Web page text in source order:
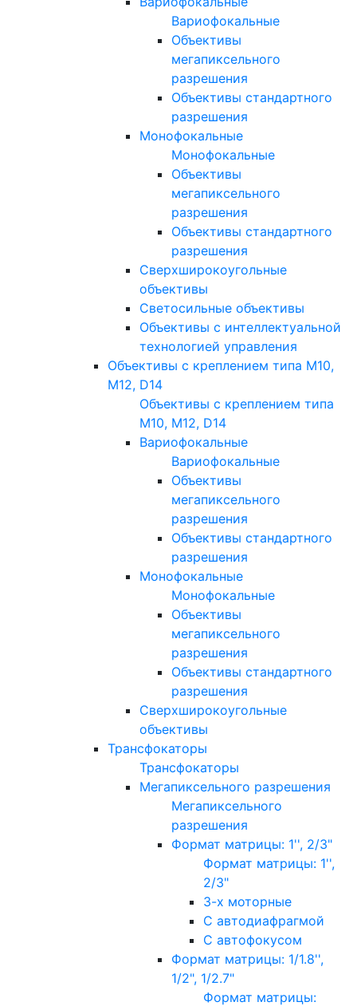
Вариофокальные
Объективы
мегапиксельного
разрешения
Объективы стандартного
разрешения
Монофокальные
Монофокальные
Объективы
мегапиксельного
разрешения
Объективы стандартного
разрешения
Сверхширокоугольные
объективы
Светосильные объективы
Объективы с интеллектуальной
технологией управления
Объективы с креплением типа M10,
M12, D14
Объективы с креплением типа
M10, M12, D14
Вариофокальные
Вариофокальные
Объективы
мегапиксельного
разрешения
Объективы стандартного
разрешения
Монофокальные
Монофокальные
Объективы
мегапиксельного
разрешения
Объективы стандартного
разрешения
Сверхширокоугольные
объективы
Трансфокаторы
Трансфокаторы
Мегапиксельного разрешения
Мегапиксельного
разрешения
Формат матрицы: 1'', 2/3"
Формат матрицы: 1'',
2/3"
3-х моторные
С автодиафрагмой
С автофокусом
Формат матрицы: 1/1.8'',
1/2", 1/2.7"
Формат матрицы: